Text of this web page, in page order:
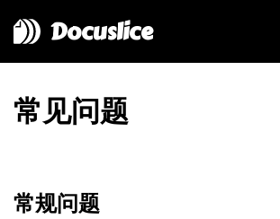
Docuslice
常见问题
常规问题